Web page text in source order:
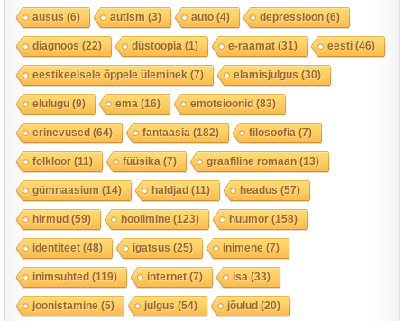
ausus (6) autism (3) auto(4) depressioon(6)
diagnoos (22) düstoopia (1) e-raamat(31) eesti(46)
eestikeelsele õppele üleminek (7) elamisjulgus (30)
elulugu(9) ema (16) emotsioonid(83)
erinevused(64) fantaasia (182) filosoofia (7)
folkloor(11) füüsika (7) graafiline romaan(13)
gümnaasium (14) haldjad(11) headus (57)
hirmud(59) hoolimine (123) huumor(158)
identiteet(48) igatsus (25) inimene (7)
inimsuhted(119) internet(7) isa (33)
joonistamine (5) julgus (54) jõulud(20)